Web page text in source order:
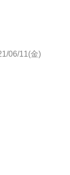
06/11(金)